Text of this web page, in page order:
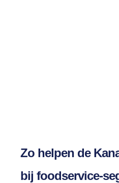
Zo helpen de
bij foodservice-